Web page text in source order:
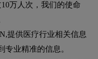
万人次，我们的使命
提供医疗行业相关信息
专业精准的信息。